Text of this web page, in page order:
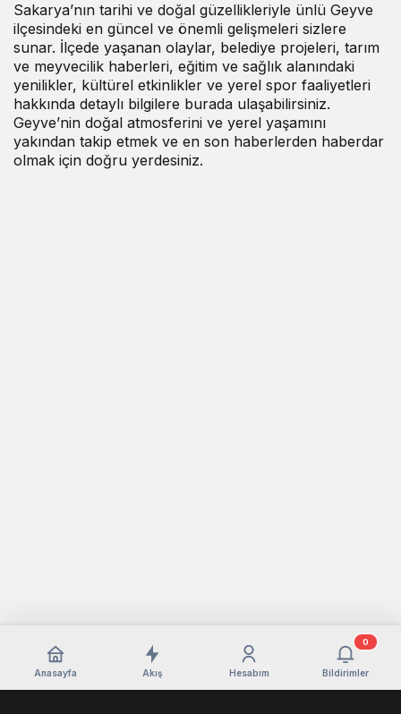
Sakarya’nın tarihi ve doğal güzellikleriyle ünlü Geyve
ilçesindeki en güncel ve önemli gelişmeleri sizlere
sunar. İlçede yaşanan olaylar, belediye projeleri, tarım
ve meyvecilik haberleri, eğitim ve sağlık alanındaki
yenilikler, kültürel etkinlikler ve yerel spor faaliyetleri
hakkında detaylı bilgilere burada ulaşabilirsiniz.
Geyve’nin doğal atmosferini ve yerel yaşamını
yakından takip etmek ve en son haberlerden haberdar
olmak için doğru yerdesiniz.
Anasayfa Akış Hesabım Bildirimler
0